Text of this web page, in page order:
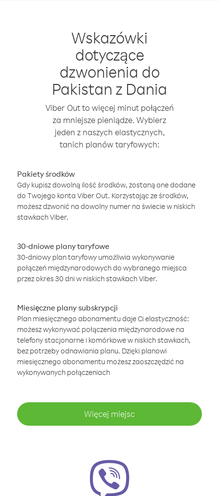
Wskazówki
dotyczące
dzwonienia do
Pakistan z Dania
Viber Out to więcej minut połączeń
za mniejsze pieniądze. Wybierz
jeden z naszych elastycznych,
tanich planów taryfowych:
Pakiety środków
Gdy kupisz dowolną ilość środków, zostaną one dodane
do Twojego konta Viber Out. Korzystając ze środków,
możesz dzwonić na dowolny numer na świecie w niskich
stawkach Viber.
30-dniowe plany taryfowe
30-dniowy plan taryfowy umożliwia wykonywanie
połączeń międzynarodowych do wybranego miejsca
przez okres 30 dni w niskich stawkach Viber.
Miesięczne plany subskrypcji
Plan miesięcznego abonamentu daje Ci elastyczność:
możesz wykonywać połączenia międzynarodowe na
telefony stacjonarne i komórkowe w niskich stawkach,
bez potrzeby odnawiania planu. Dzięki planowi
miesięcznego abonamentu możesz zaoszczędzić na
wykonywanych połączeniach
Więcej miejsc